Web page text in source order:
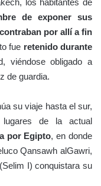
los habitantes de
de exponer sus
por allí a fin
fue retenido durante
viéndose obligado a
de guardia.
su viaje hasta el sur,
de la actual
por Egipto, en donde
Qansawh alGawri,
I) conquistara su